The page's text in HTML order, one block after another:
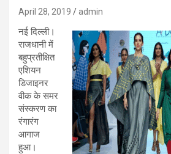
April 28, 2019 admin
नई दिल्ली।
राजधानी में
बहुप्रतीक्षित
एशियन
डिजाइनर
वीक के समर
संस्करण का
रंगारंग
आगाज
हुआ।